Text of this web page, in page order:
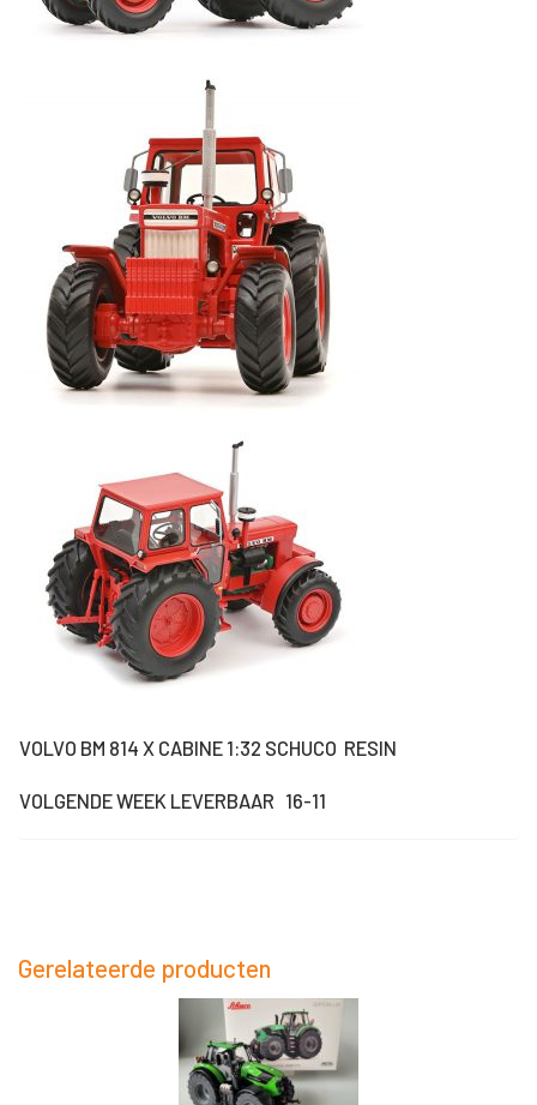
VOLVO BM 814 X CABINE 1:32 SCHUCO RESIN
VOLGENDE WEEK LEVERBAAR 16-11
Gerelateerde producten